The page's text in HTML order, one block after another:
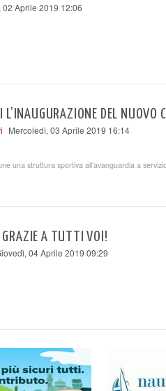
02 Aprile 2019 12:06
L’INAUGURAZIONE DEL
Mercoledì, 03 Aprile 2019 16:14
una struttura sportiva all’avanguardia a
A TUTTI VOI!
04 Aprile 2019 09:29